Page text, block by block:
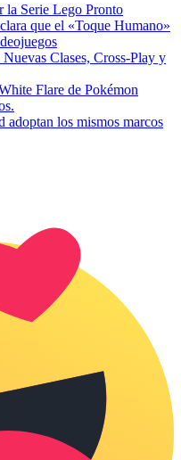
la Serie Lego Pronto
que el «Toque Humano»
Clases, Cross-Play y
Flare de Pokémon
los mismos marcos